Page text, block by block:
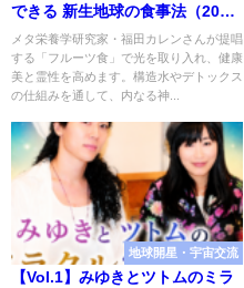
できる 新生地球の食事法（2019
年3月号）
メタ栄養学研究家・福田カレンさんが提唱
する「フルーツ食」で光を取り入れ、健康
美と霊性を高めます。構造水やデトックス
の仕組みを通して、内なる神...
地球開星・宇宙交流
【Vol.1】みゆきとツトムのミラ